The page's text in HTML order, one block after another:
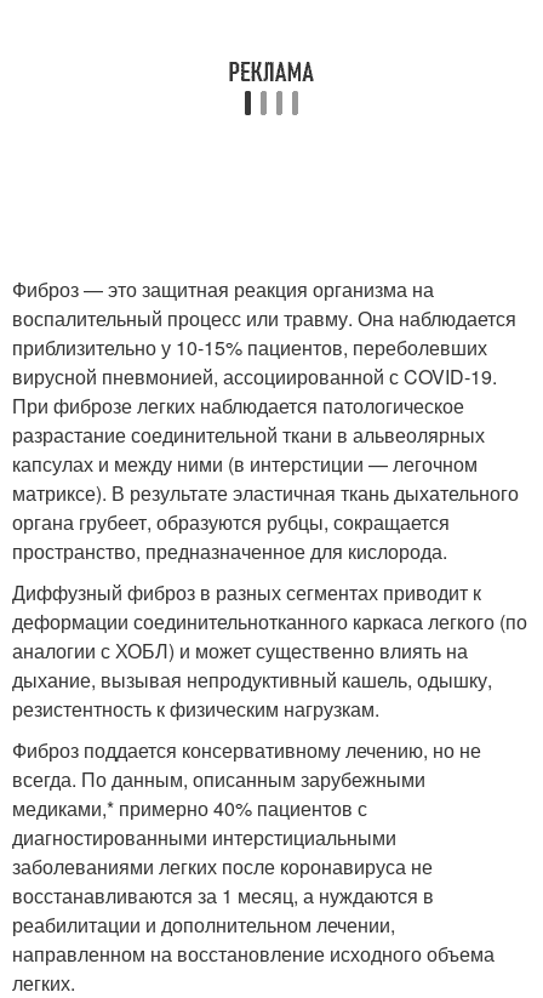
Фиброз — это защитная реакция организма на
воспалительный процесс или травму. Она наблюдается
приблизительно у 10-15% пациентов, переболевших
вирусной пневмонией, ассоциированной с COVID-19.
При фиброзе легких наблюдается патологическое
разрастание соединительной ткани в альвеолярных
капсулах и между ними (в интерстиции — легочном
матриксе). В результате эластичная ткань дыхательного
органа грубеет, образуются рубцы, сокращается
пространство, предназначенное для кислорода.
Диффузный фиброз в разных сегментах приводит к
деформации соединительнотканного каркаса легкого (по
аналогии с ХОБЛ) и может существенно влиять на
дыхание, вызывая непродуктивный кашель, одышку,
резистентность к физическим нагрузкам.
Фиброз поддается консервативному лечению, но не
всегда. По данным, описанным зарубежными
медиками,* примерно 40% пациентов с
диагностированными интерстициальными
заболеваниями легких после коронавируса не
восстанавливаются за 1 месяц, а нуждаются в
реабилитации и дополнительном лечении,
направленном на восстановление исходного объема
легких.